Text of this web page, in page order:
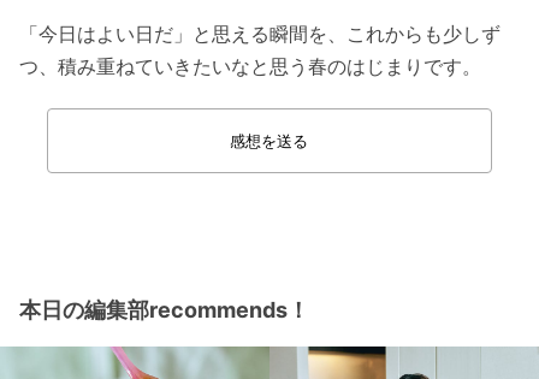
「今日はよい日だ」と思える瞬間を、これからも少しず
つ、積み重ねていきたいなと思う春のはじまりです。
感想を送る
本日の編集部recommends！